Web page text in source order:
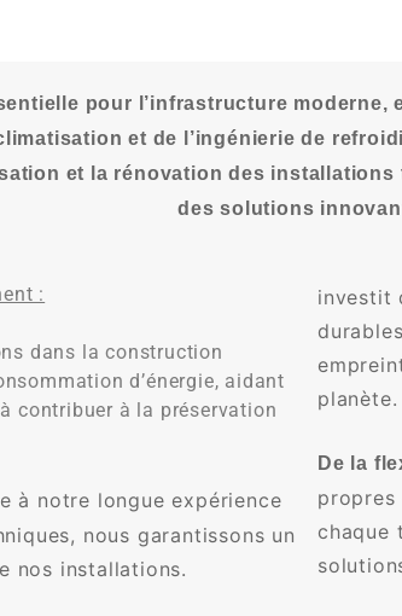
pour l’infrastructure moderne,
et de l’ingénierie de
et la rénovation des
des solutions
:
dans la construction
d’énergie, aidant
contribuer à la préservation
à notre longue expérience
nous garantissons un
nos installations.
investit
planète.
De la
propres
chaque